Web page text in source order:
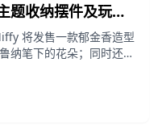
收纳摆件及玩偶
将发售一款郁金香造型
纳笔下的花朵；同时还将
。凡购买围裙套装，即可